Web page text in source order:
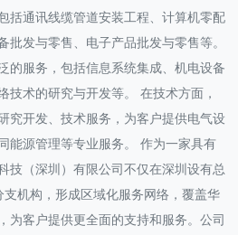
括通讯线缆管道安装工程、计算机零配
批发与零售、电子产品批发与零售等。
的服务，包括信息系统集成、机电设备
技术的研究与开发等。 在技术方面，
究开发、技术服务，为客户提供电气设
能源管理等专业服务。 作为一家具有
技（深圳）有限公司不仅在深圳设有总
机构，形成区域化服务网络，覆盖华
为客户提供更全面的支持和服务。公司